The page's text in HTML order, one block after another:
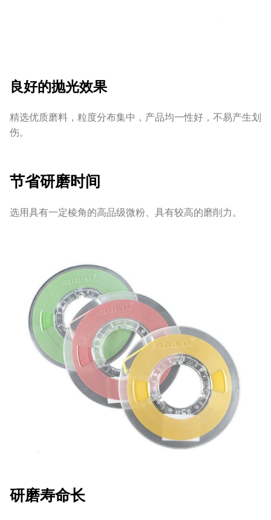
良好的抛光效果
精选优质磨料，粒度分布集中，产品均一性好，不易产生划
伤。
节省研磨时间
选用具有一定棱角的高品级微粉、具有较高的磨削力。
研磨寿命长